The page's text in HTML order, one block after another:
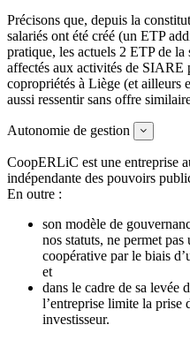
Précisons que, depuis la
salariés ont été créé (un ETP
pratique, les actuels 2 ETP de la
affectés aux activités de SIARE
copropriétés à Liège (et ailleurs
aussi ressentir sans offre
Autonomie de gestion Expand
CoopERLiC est une entreprise
indépendante des pouvoirs
En outre :
son modèle de
nos statuts, ne permet
coopérative par le biais
et
dans le cadre de sa levée
l’entreprise limite la prise
investisseur.